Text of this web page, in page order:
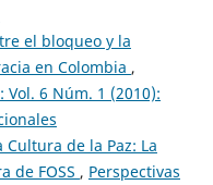
el bloqueo y la
en Colombia ,
6 Núm. 1 (2010):
de la Paz: La
de FOSS , Perspectivas